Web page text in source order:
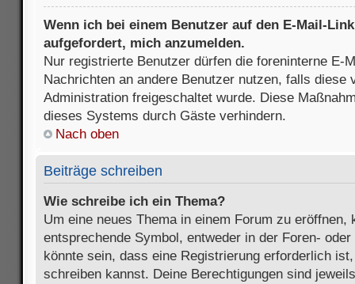
Wenn ich bei einem Benutzer auf den E-Mail-
aufgefordert, mich anzumelden.
Nur registrierte Benutzer dürfen die foreninterne E-
Nachrichten an andere Benutzer nutzen, falls diese
Administration freigeschaltet wurde. Diese
dieses Systems durch Gäste verhindern.
Nach oben
Beiträge schreiben
Wie schreibe ich ein Thema?
Um eine neues Thema in einem Forum zu eröffnen,
entsprechende Symbol, entweder in der Foren-
könnte sein, dass eine Registrierung erforderlich
schreiben kannst. Deine Berechtigungen sind